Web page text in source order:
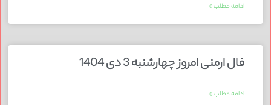
ادامه مطلب »
فال ارمنی امروز چهارشنبه 3 دی 1404
ادامه مطلب »